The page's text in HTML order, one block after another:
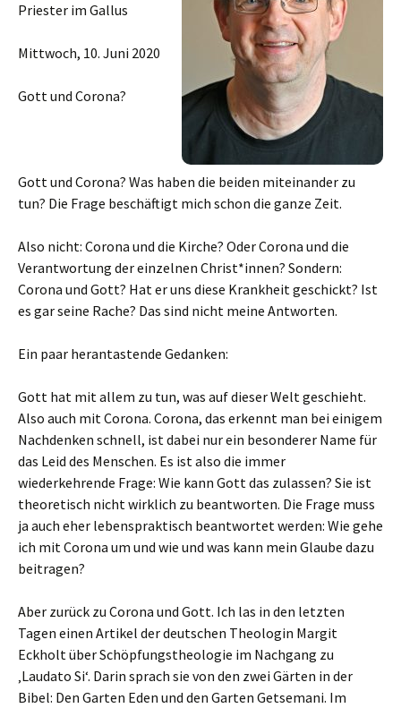
Priester im Gallus
Mittwoch, 10. Juni 2020
Gott und Corona?
Gott und Corona? Was haben die beiden miteinander zu
tun? Die Frage beschäftigt mich schon die ganze Zeit.
Also nicht: Corona und die Kirche? Oder Corona und die
Verantwortung der einzelnen Christ*innen? Sondern:
Corona und Gott? Hat er uns diese Krankheit geschickt? Ist
es gar seine Rache? Das sind nicht meine Antworten.
Ein paar herantastende Gedanken:
Gott hat mit allem zu tun, was auf dieser Welt geschieht.
Also auch mit Corona. Corona, das erkennt man bei einigem
Nachdenken schnell, ist dabei nur ein besonderer Name für
das Leid des Menschen. Es ist also die immer
wiederkehrende Frage: Wie kann Gott das zulassen? Sie ist
theoretisch nicht wirklich zu beantworten. Die Frage muss
ja auch eher lebenspraktisch beantwortet werden: Wie gehe
ich mit Corona um und wie und was kann mein Glaube dazu
beitragen?
Aber zurück zu Corona und Gott. Ich las in den letzten
Tagen einen Artikel der deutschen Theologin Margit
Eckholt über Schöpfungstheologie im Nachgang zu
‚Laudato Si‘. Darin sprach sie von den zwei Gärten in der
Bibel: Den Garten Eden und den Garten Getsemani. Im